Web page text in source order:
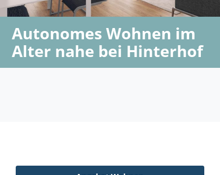
Autonomes Wohnen im
Alter nahe bei Hinterhof